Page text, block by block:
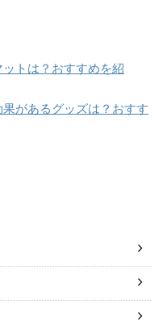
トは？おすすめを紹
があるグッズは？おすす